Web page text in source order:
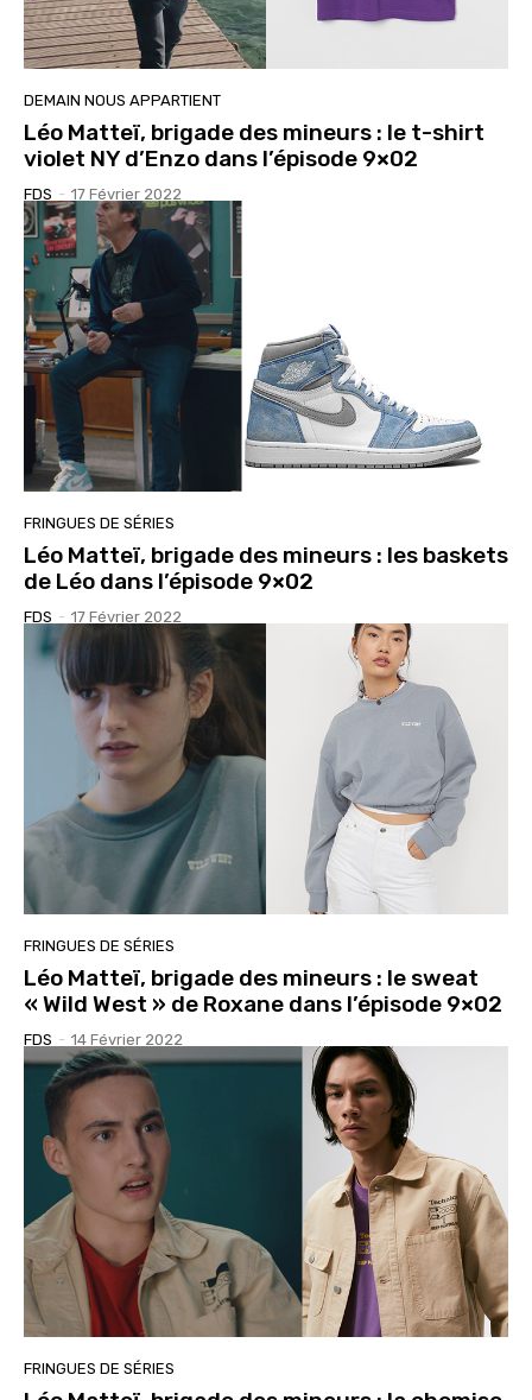
DEMAIN NOUS APPARTIENT
Léo Matteï, brigade des mineurs : le t-shirt
violet NY d’Enzo dans l’épisode 9×02
FDS - 17 Février 2022
FRINGUES DE SÉRIES
Léo Matteï, brigade des mineurs : les baskets
de Léo dans l’épisode 9×02
FDS - 17 Février 2022
FRINGUES DE SÉRIES
Léo Matteï, brigade des mineurs : le sweat
« Wild West » de Roxane dans l’épisode 9×02
FDS - 14 Février 2022
FRINGUES DE SÉRIES